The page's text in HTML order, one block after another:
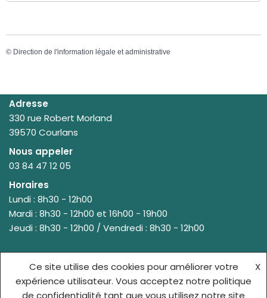
© Direction de l'information légale et administrative
Adresse
330 rue Robert Morland
39570 Courlans
Nous appeler
03 84 47 12 05
Horaires
Lundi : 8h30 - 12h00
Mardi : 8h30 - 12h00 et 16h00 - 19h00
Jeudi : 8h30 - 12h00 / Vendredi : 8h30 - 12h00
© {site_title} {current_year}
Ce site utilise des cookies pour améliorer votre
expérience utilisateur. Vous acceptez notre politique
de confidentialité tant que vous utilisez notre site
X